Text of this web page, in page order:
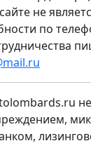
не
по